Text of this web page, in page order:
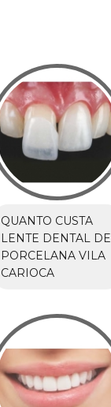
QUANTO CUSTA
LENTE DENTAL DE
PORCELANA VILA
CARIOCA